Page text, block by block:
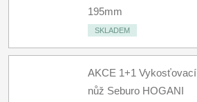
195mm
SKLADEM
AKCE 1+1 Vykosťovací
nůž Seburo HOGANI